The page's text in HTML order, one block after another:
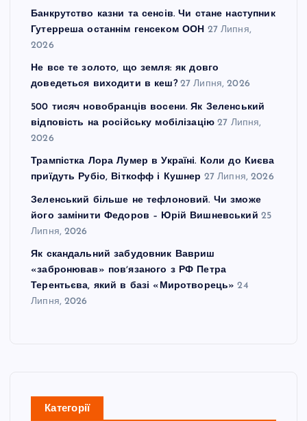
Банкрутство казни та сенсів. Чи стане наступник
Гутерреша останнім генсеком ООН 27 Липня,
2026
Не все те золото, що земля: як довго
доведеться виходити в кеш? 27 Липня, 2026
500 тисяч новобранців восени. Як Зеленський
відповість на російську мобілізацію 27 Липня,
2026
Трампістка Лора Лумер в Україні. Коли до Києва
приїдуть Рубіо, Віткофф і Кушнер 27 Липня, 2026
Зеленський більше не тефлоновий. Чи зможе
його замінити Федоров – Юрій Вишневський 25
Липня, 2026
Як скандальний забудовник Вавриш
«забронював» повʼязаного з РФ Петра
Терентьєва, який в базі «Миротворець» 24
Липня, 2026
Категорії